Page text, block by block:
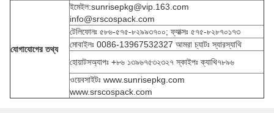
যোগাযোগের তথ্য
ইমেইল:sunrisepkg@vip.163.com
info@srscospack.com
টেলিফোনঃ ৫৮৬-৫৭৫-৮২৯৯৩৭০০; ফ্যাক্সঃ ৫৭৫-৮২৮৭০১৭৩
মোবাইলঃ 0086-13967532327 আমরা চ্যাটঃ স্যারস্যাথি
হোয়াটসঅ্যাপঃ +৮৬ ১৩৯৬৭৫৩২৩২৭ স্কাইপঃ ক্যাথি৭৮৯৬
ওয়েবসাইটঃ www.sunrisepkg.com
www.srscospack.com